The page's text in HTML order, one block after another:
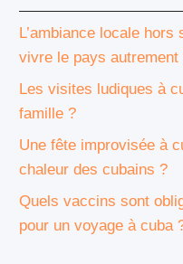
L’ambiance locale
vivre le pays autrement
Les visites ludiques à
famille ?
Une fête improvisée à
chaleur des cubains ?
Quels vaccins sont
pour un voyage à cuba